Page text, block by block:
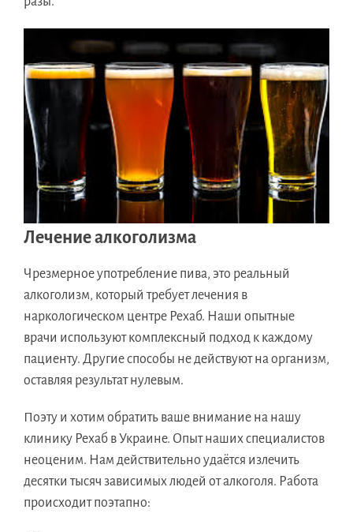
Лечение алкоголизма
Чрезмерное употребление пива, это реальный
алкоголизм, который требует лечения в
наркологическом центре Рехаб. Наши опытные
врачи используют комплексный подход к каждому
пациенту. Другие способы не действуют на организм,
оставляя результат нулевым.
Поэту и хотим обратить ваше внимание на нашу
клинику Рехаб в Украине. Опыт наших специалистов
неоценим. Нам действительно удаётся излечить
десятки тысяч зависимых людей от алкоголя. Работа
происходит поэтапно: